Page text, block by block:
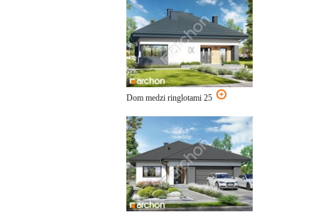
Dom medzi ringlotami 25